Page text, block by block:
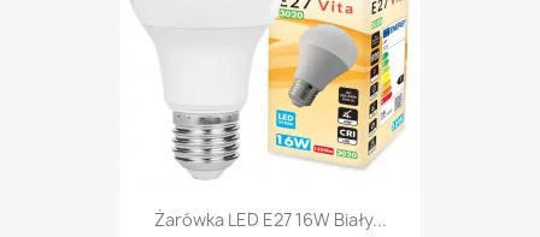
Żarówka LED E27 16W Biały...